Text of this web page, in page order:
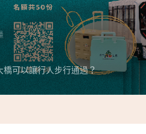
可以讓行人步行通過？